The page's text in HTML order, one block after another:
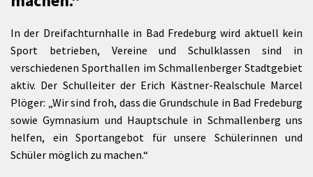
In der Dreifachturnhalle in Bad Fredeburg wird aktuell kein
Sport betrieben, Vereine und Schulklassen sind in
verschiedenen Sporthallen im Schmallenberger Stadtgebiet
aktiv. Der Schulleiter der Erich Kästner-Realschule Marcel
Plöger: „Wir sind froh, dass die Grundschule in Bad Fredeburg
sowie Gymnasium und Hauptschule in Schmallenberg uns
helfen, ein Sportangebot für unsere Schülerinnen und
Schüler möglich zu machen.“